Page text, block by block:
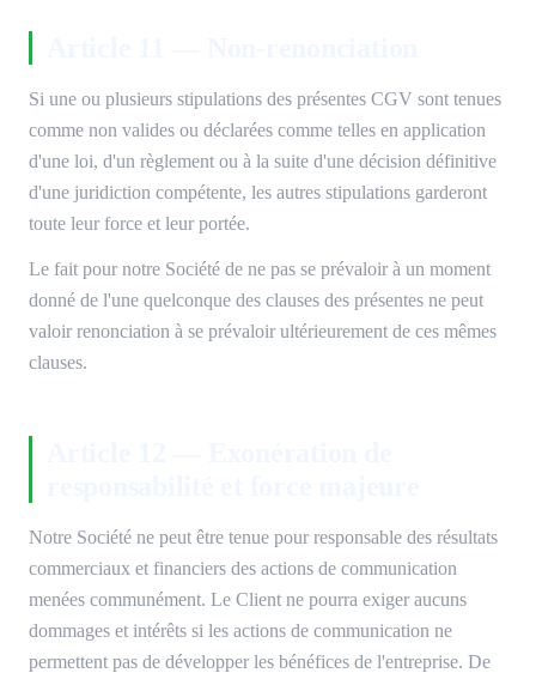
Si une ou plusieurs stipulations des présentes CGV sont tenues
comme non valides ou déclarées comme telles en application
d'une loi, d'un règlement ou à la suite d'une décision définitive
d'une juridiction compétente, les autres stipulations garderont
toute leur force et leur portée.
Le fait pour notre Société de ne pas se prévaloir à un moment
donné de l'une quelconque des clauses des présentes ne peut
valoir renonciation à se prévaloir ultérieurement de ces mêmes
clauses.
Notre Société ne peut être tenue pour responsable des résultats
commerciaux et financiers des actions de communication
menées communément. Le Client ne pourra exiger aucuns
dommages et intérêts si les actions de communication ne
permettent pas de développer les bénéfices de l'entreprise. De